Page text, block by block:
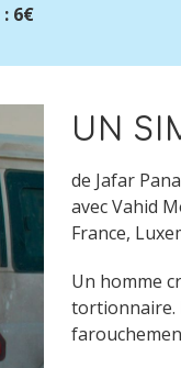
6€
UN
de Jafar
avec Vahid
France,
Un homme
tortionnaire.